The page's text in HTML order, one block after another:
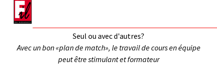
Seul ou avec d'autres?
Avec un bon «plan de match», le travail de cours en équipe
peut être stimulant et formateur